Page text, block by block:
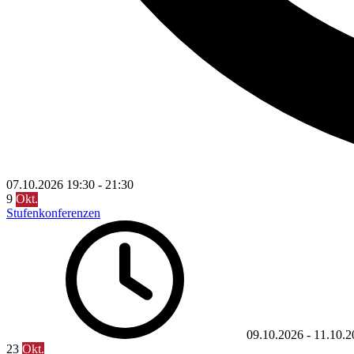
07.10.2026 19:30 - 21:30
9 Okt.
Stufenkonferenzen
09.10.2026 -
23 Okt.